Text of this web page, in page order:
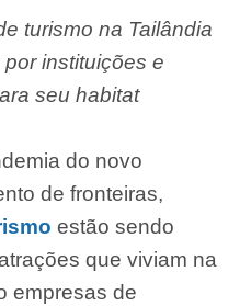
turismo na Tailândia
instituições e
seu habitat
do novo
de fronteiras,
estão sendo
que viviam na
empresas de